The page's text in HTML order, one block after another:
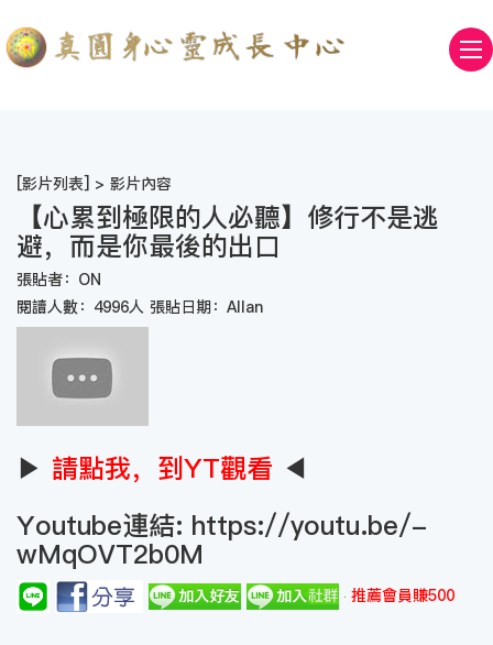
[影片列表] > 影片內容
【心累到極限的人必聽】修行不是逃
避，而是你最後的出口
張貼者：ON
閱讀人數：4996人 張貼日期：Allan
▶ 請點我，到YT觀看 ◀
Youtube連結: https://youtu.be/-
wMqOVT2b0M
推薦會員賺500